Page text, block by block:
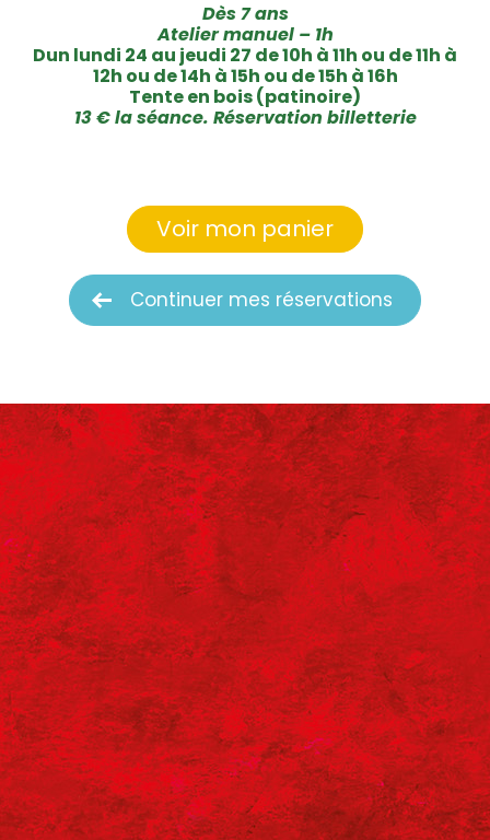
Dès 7 ans
Atelier manuel – 1h
Dun lundi 24 au jeudi 27 de 10h à 11h ou de 11h à
12h ou de 14h à 15h ou de 15h à 16h
Tente en bois (patinoire)
13 € la séance. Réservation billetterie
Continuer mes réservations
Voir mon panier